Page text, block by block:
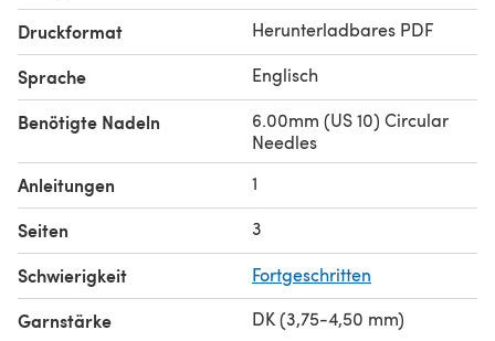
Druckformat Herunterladbares PDF
Sprache Englisch
Benötigte Nadeln
6.00mm (US 10) Circular
Needles
Anleitungen 1
Seiten 3
Schwierigkeit Fortgeschritten
Garnstärke DK (3,75-4,50 mm)